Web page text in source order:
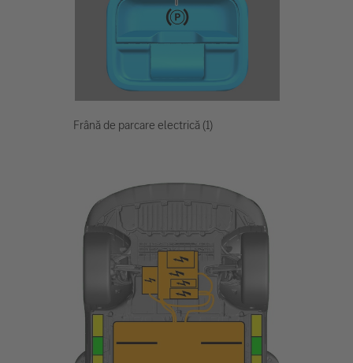
Frână de parcare electrică (1)